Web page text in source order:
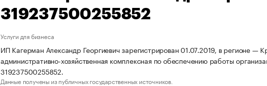
319237500255852
Услуги для бизнеса
ИП Кагерман Александр Георгиевич зарегистрирован 01.07.2019, в регионе —
административно-хозяйственная комплексная по обеспечению работы
319237500255852.
Данные получены из публичных государственных источников.